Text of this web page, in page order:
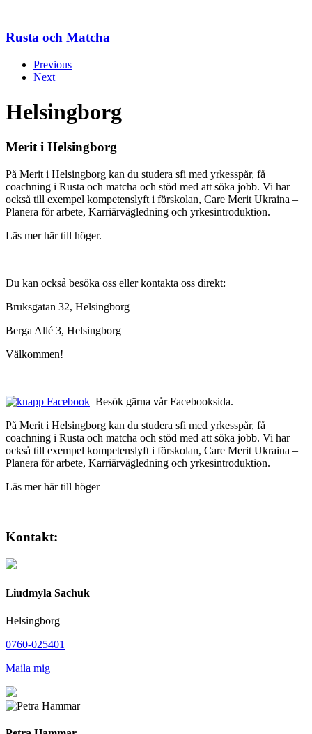
Rusta och Matcha
Previous
Next
Helsingborg
Merit i Helsingborg
På Merit i Helsingborg kan du studera sfi med yrkesspår, få
coachning i Rusta och matcha och stöd med att söka jobb. Vi har
också till exempel kompetenslyft i förskolan, Care Merit Ukraina –
Planera för arbete, Karriärvägledning och yrkesintroduktion.
Läs mer här till höger.
Du kan också besöka oss eller kontakta oss direkt:
Bruksgatan 32, Helsingborg
Berga Allé 3, Helsingborg
Välkommen!
Besök gärna vår Facebooksida.
På Merit i Helsingborg kan du studera sfi med yrkesspår, få
coachning i Rusta och matcha och stöd med att söka jobb. Vi har
också till exempel kompetenslyft i förskolan, Care Merit Ukraina –
Planera för arbete, Karriärvägledning och yrkesintroduktion.
Läs mer här till höger
Kontakt:
Liudmyla Sachuk
Helsingborg
0760-025401
Maila mig